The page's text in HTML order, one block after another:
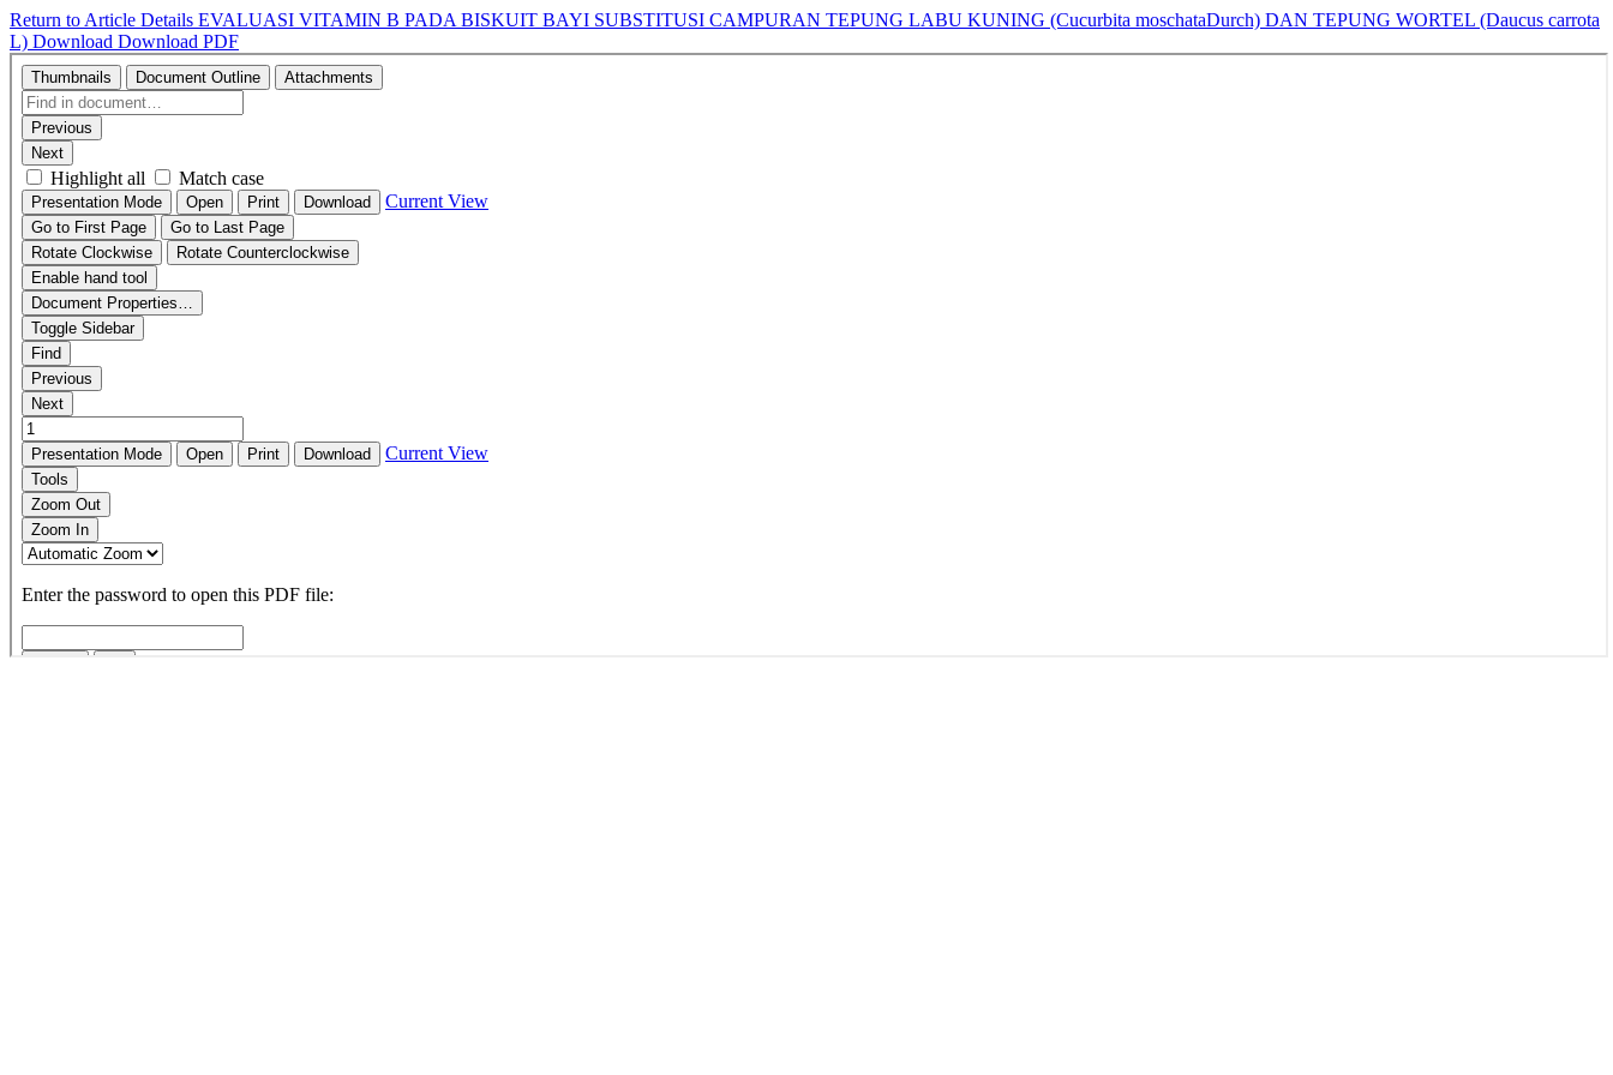
Return to Article Details EVALUASI VITAMIN B PADA BISKUIT BAYI SUBSTITUSI CAMPURAN TEPUNG LABU KUNING (Cucurbita moschataDurch) DAN TEPUNG WORTEL (Daucus carrota
L) Download Download PDF